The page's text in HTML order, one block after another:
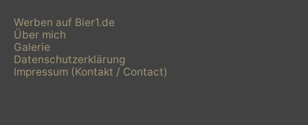
Werben auf Bier1.de
Über mich
Galerie
Datenschutzerklärung
Impressum (Kontakt / Contact)